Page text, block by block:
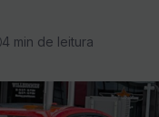
4 min de leitura